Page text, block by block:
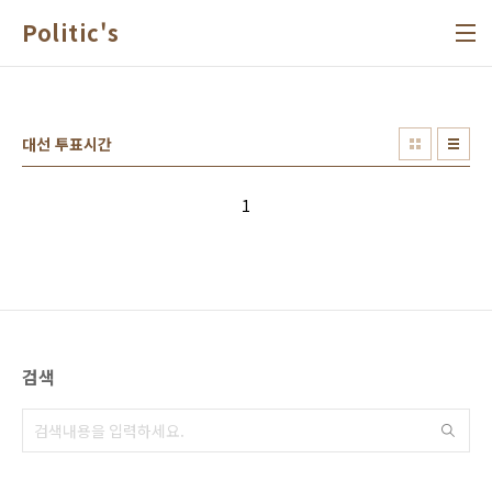
Politic's
대선 투표시간
1
검색